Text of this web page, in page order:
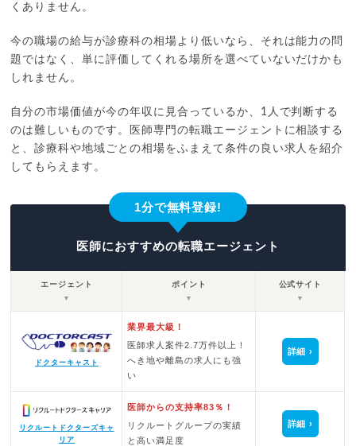
くありません。
今の職場の給与が診療科の相場より低いなら、それは能力の問
題ではなく、単に評価してくれる場所を選べていないだけかも
しれません。
自分の市場価値が今の年収に見合っているか、1人で判断する
のは難しいものです。医師専門の転職エージェントに相談する
と、診療科や地域ごとの相場をふまえて条件の良い求人を紹介
してもらえます。
1分で無料登録!
医師におすすめの転職エージェント
エージェント
▼
ポイント
▼
公式サイト
▼
ドクターキャスト
業界最大級！
医師求人案件2.7万件以上！
へき地や離島の求人にも強
い
詳細
リクルートドクターズキャ
リア
医師からの支持率83％！
リクルートグループの実績
と高い満足度
詳細